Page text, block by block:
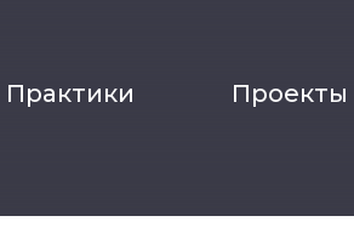
Практики Проекты